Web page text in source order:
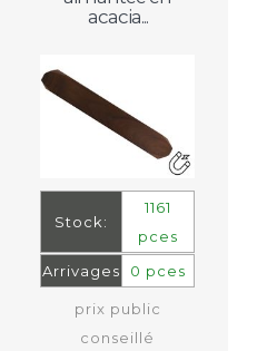
acacia...
Stock:
1161
pces
Arrivages
0 pces
prix public
conseillé